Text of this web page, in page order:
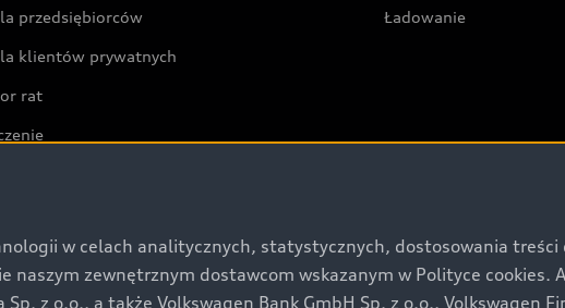
w celach analitycznych, statystycznych, dostosowania treści
naszym zewnętrznym dostawcom wskazanym w Polityce cookies.
z o.o., a także Volkswagen Bank GmbH Sp. z o.o., Volkswagen
przedsiębiorców
klientów prywatnych
rat
Ładowanie